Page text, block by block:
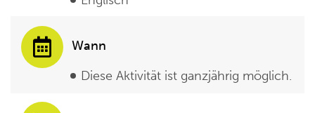
Wann
Diese Aktivität ist ganzjährig möglich.